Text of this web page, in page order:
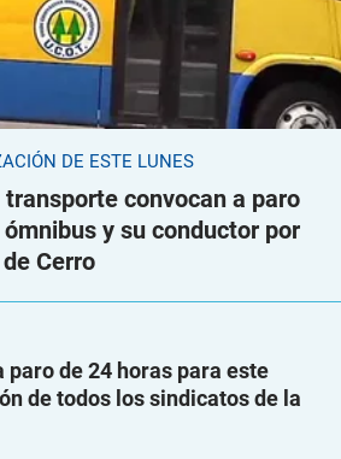
DE ESTE LUNES
convocan a paro
y su conductor por
Cerro
paro de 24 horas para este
de todos los sindicatos de la